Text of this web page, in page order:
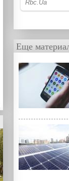
Еще